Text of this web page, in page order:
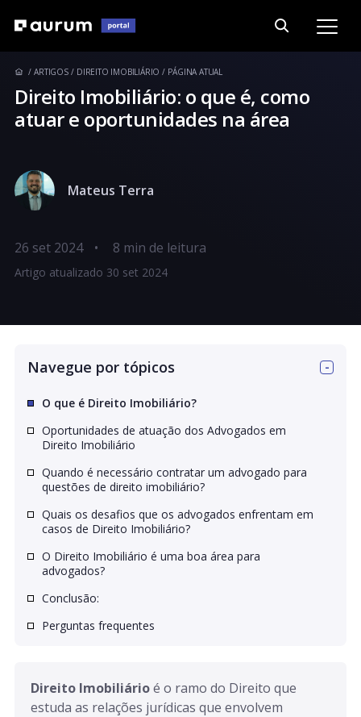
ARTIGOS DIREITO IMOBILIÁRIO PÁGINA ATUAL
Direito Imobiliário: o que é, como
atuar e oportunidades na área
Mateus Terra
26 set 2024 •
Artigo atualizado 30 set 2024
Navegue por tópicos
O que é Direito Imobiliário?
Oportunidades de atuação dos Advogados em
Direito Imobiliário
Quando é necessário contratar um advogado para
questões de direito imobiliário?
Quais os desafios que os advogados enfrentam em
casos de Direito Imobiliário?
O Direito Imobiliário é uma boa área para
advogados?
Conclusão:
Perguntas frequentes
Direito Imobiliário é o ramo do Direito que
estuda as relações jurídicas que envolvem